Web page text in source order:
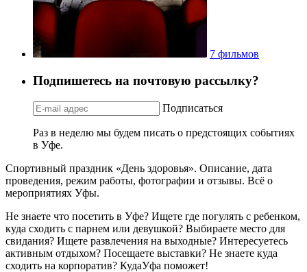
7 фильмов
Подпишетесь на почтовую рассылку?
Подписаться
Раз в неделю мы будем писать о предстоящих событиях
в Уфе.
Спортивный праздник «День здоровья». Описание, дата
проведения, режим работы, фотографии и отзывы. Всё о
мероприятиях Уфы.
Не знаете что посетить в Уфе? Ищете где погулять с ребенком,
куда сходить с парнем или девушкой? Выбираете место для
свидания? Ищете развлечения на выходные? Интересуетесь
активным отдыхом? Посещаете выставки? Не знаете куда
сходить на корпоратив? КудаУфа поможет!